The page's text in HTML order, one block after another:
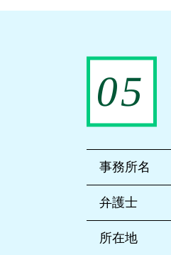
事務所名
弁護士
所在地